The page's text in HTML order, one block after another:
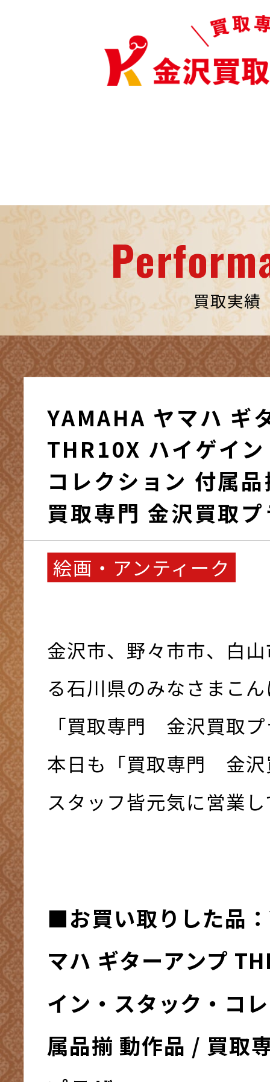
買取実績
YAMAHA ヤマハ ギ
THR10X ハイゲイ
コレクション 付属
買取専門 金沢買取
絵画・アンティーク
金沢市、野々市市、白
る石川県のみなさまこ
「買取専門 金沢買取
本日も「買取専門 金沢
スタッフ皆元気に営業
■お買い取りした品
マハ ギターアンプ
イン・スタック・コ
属品揃 動作品 / 買取